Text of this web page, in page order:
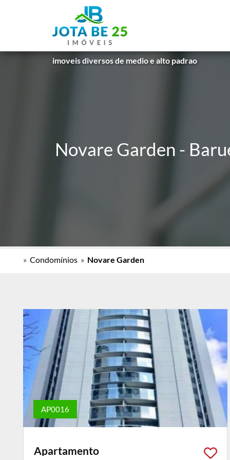
imoveis diversos de medio e alto padrao
Novare Garden -
» Condomínios » Novare Garden
AP0016
Apartamento